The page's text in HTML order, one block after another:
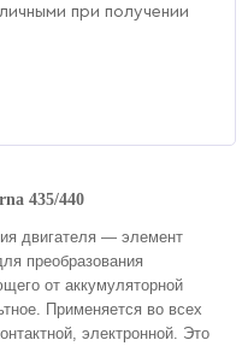
при получении
435/440
двигателя — элемент
преобразования
от аккумуляторной
Применяется во всех
электронной. Это